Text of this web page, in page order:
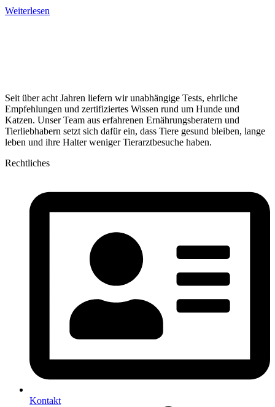
Weiterlesen
Seit über acht Jahren liefern wir unabhängige Tests, ehrliche
Empfehlungen und zertifiziertes Wissen rund um Hunde und
Katzen. Unser Team aus erfahrenen Ernährungsberatern und
Tierliebhabern setzt sich dafür ein, dass Tiere gesund bleiben, lange
leben und ihre Halter weniger Tierarztbesuche haben.
Rechtliches
Kontakt